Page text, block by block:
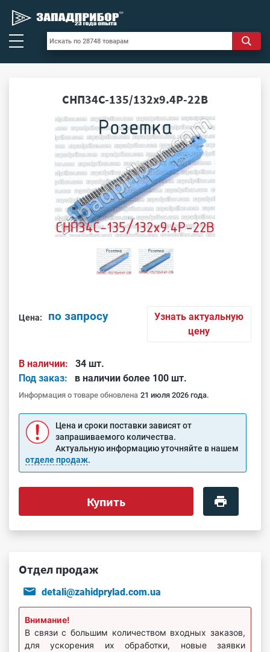
СНП34С-135/132х9.4Р-22В
Цена: по запросу
Узнать актуальную
цену
В наличии:
34 шт.
Под заказ:
в наличии более 100 шт.
Информация о товаре обновлена 21 июля 2026 года.
Цена и сроки поставки зависят от
запрашиваемого количества.
Актуальную информацию уточняйте в нашем
отделе продаж.
Купить
Отдел продаж
detali@zahidprylad.com.ua
Внимание!
В связи с большим количеством входных заказов,
для ускорения их обработки, новые заявки